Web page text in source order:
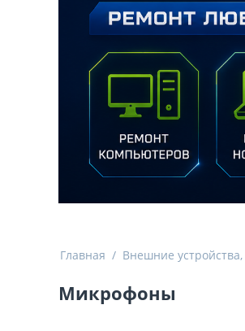
Главная / Внешние
Микрофоны